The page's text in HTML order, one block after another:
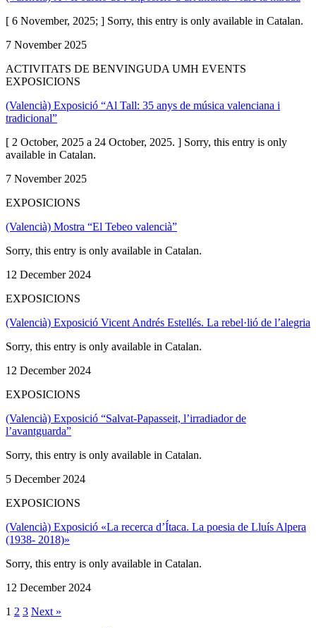
[ 6 November, 2025; ] Sorry, this entry is only available in Catalan.
7 November 2025
ACTIVITATS DE BENVINGUDA UMH EVENTS
EXPOSICIONS
(Valencià) Exposició “Al Tall: 35 anys de música valenciana i
tradicional”
[ 2 October, 2025 a 24 October, 2025. ] Sorry, this entry is only
available in Catalan.
7 November 2025
EXPOSICIONS
(Valencià) Mostra “El Tebeo valencià”
Sorry, this entry is only available in Catalan.
12 December 2024
EXPOSICIONS
(Valencià) Exposició Vicent Andrés Estellés. La rebel·lió de l’alegria
Sorry, this entry is only available in Catalan.
12 December 2024
EXPOSICIONS
(Valencià) Exposició “Salvat-Papasseit, l’irradiador de
l’avantguarda”
Sorry, this entry is only available in Catalan.
5 December 2024
EXPOSICIONS
(Valencià) Exposició «La recerca d’Ítaca. La poesia de Lluís Alpera
(1938- 2018)»
Sorry, this entry is only available in Catalan.
12 December 2024
1 2 3 Next »